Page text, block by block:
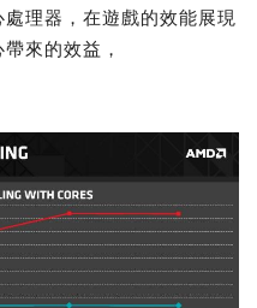
理器，在遊戲的效能展現
來的效益，